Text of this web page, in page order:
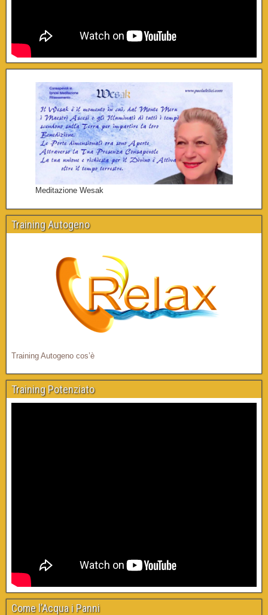
Meditazione Wesak
Training Autogeno
Training Autogeno cos’è
Training Potenziato
Come l’Acqua i Panni